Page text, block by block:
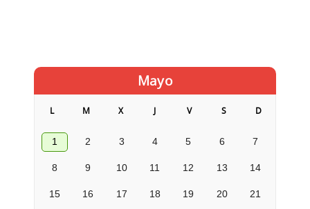
Mayo
L M X J V S D
1 2 3 4 5 6 7
8 9 10 11 12 13 14
15 16 17 18 19 20 21